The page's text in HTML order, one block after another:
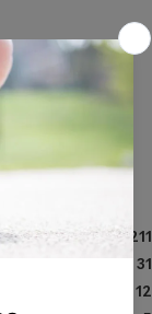
211
31
12